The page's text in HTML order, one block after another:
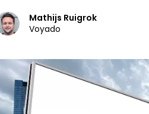
Mathijs Ruigrok
Voyado